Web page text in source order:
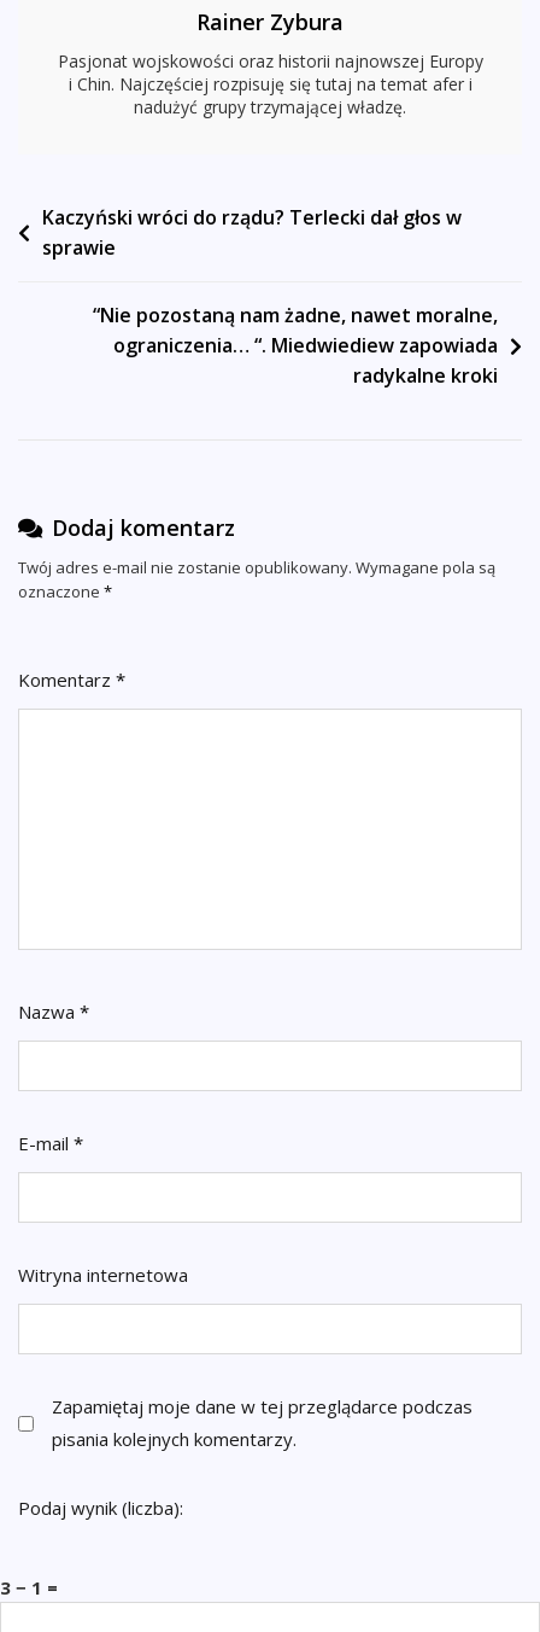
Rainer Zybura
Pasjonat wojskowości oraz historii najnowszej Europy
i Chin. Najczęściej rozpisuję się tutaj na temat afer i
nadużyć grupy trzymającej władzę.
Nawigacja
wpisu
Kaczyński wróci do rządu? Terlecki dał głos w
sprawie
“Nie pozostaną nam żadne, nawet moralne,
ograniczenia… “. Miedwiediew zapowiada
radykalne kroki
Dodaj komentarz
Twój adres e-mail nie zostanie opublikowany. Wymagane pola są
oznaczone *
Komentarz *
Nazwa *
E-mail *
Witryna internetowa
Zapamiętaj moje dane w tej przeglądarce podczas
pisania kolejnych komentarzy.
Podaj wynik (liczba):
3 − 1 =